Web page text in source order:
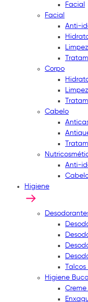
Facial
Facial
Anti-
Corpo
Cabelo
Anti-
Higiene
Talcos
Higiene Bucal
Creme